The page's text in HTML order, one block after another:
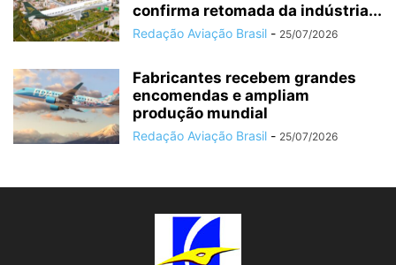
confirma retomada da indústria...
Redação Aviação Brasil - 25/07/2026
Fabricantes recebem grandes
encomendas e ampliam
produção mundial
Redação Aviação Brasil - 25/07/2026